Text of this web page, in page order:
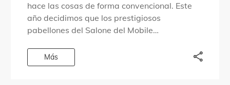
hace las cosas de forma convencional. Este
año decidimos que los prestigiosos
pabellones del Salone del Mobile
albergar todo lo que queríamos compartir.
Por eso […]
Más